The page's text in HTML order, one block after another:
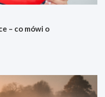
– co mówi o